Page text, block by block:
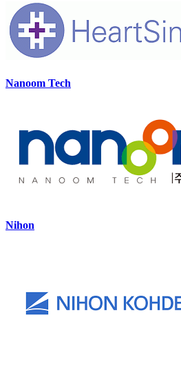
Nanoom Tech
Nihon